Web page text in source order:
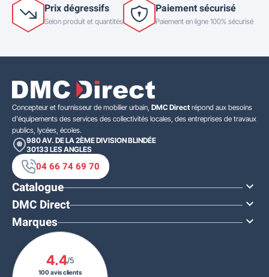
Prix dégressifs
Selon produit et quantités
Paiement sécurisé
Paiement en ligne 100% sécurisé
Concepteur et fournisseur de mobilier urbain, DMC Direct répond aux besoins
d'équipements des services des collectivités locales, des entreprises de travaux
publics, lycées, écoles.
980 AV. DE LA 2ÈME DIVISION BLINDÉE
30133 LES ANGLES
04 66 74 69 70
Catalogue 
DMC Direct 
Marques 
4.4/5
100 avis clients